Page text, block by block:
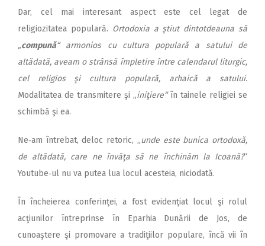
Dar, cel mai interesant aspect este cel legat de
religiozitatea populară. Ortodoxia a ştiut dintotdeauna să
„compună“ armonios cu cultura populară a satului de
altădată, aveam o strânsă împletire între calendarul liturgic,
cel religios şi cultura populară, arhaică a satului.
Modalitatea de transmitere şi „iniţiere“în tainele religiei se
schimbă şi ea.
Ne‑am întrebat, deloc retoric, „unde este bunica ortodoxă,
de altădată, care ne învăţa să ne închinăm la Icoană?“
Youtube‑ul nu va putea lua locul acesteia, niciodată.
În încheierea conferinţei, a fost evidenţiat locul şi rolul
acţiunilor întreprinse în Eparhia Dunării de Jos, de
cunoaştere şi promovare a tradiţiilor populare, încă vii în